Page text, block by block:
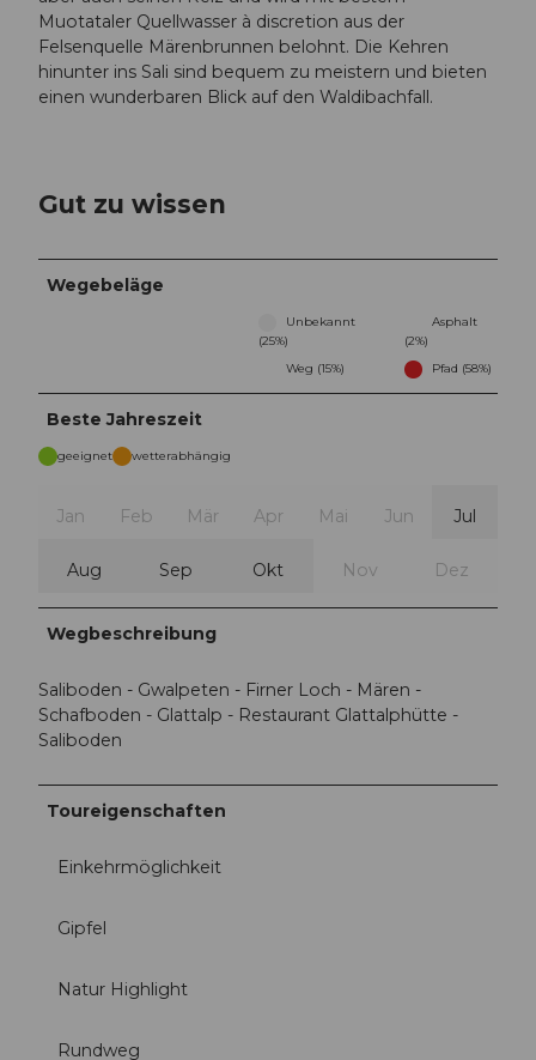
Muotataler Quellwasser à discretion aus der
Felsenquelle Märenbrunnen belohnt. Die Kehren
hinunter ins Sali sind bequem zu meistern und bieten
einen wunderbaren Blick auf den Waldibachfall.
Gut zu wissen
Wegebeläge
Unbekannt
(25%)
Asphalt
(2%)
Weg (15%)
Pfad (58%)
Beste Jahreszeit
geeignet wetterabhängig
Jan Feb Mär Apr Mai Jun Jul
Aug Sep Okt Nov Dez
Wegbeschreibung
Saliboden - Gwalpeten - Firner Loch - Mären -
Schafboden - Glattalp - Restaurant Glattalphütte -
Saliboden
Toureigenschaften
Einkehrmöglichkeit
Gipfel
Natur Highlight
Rundweg